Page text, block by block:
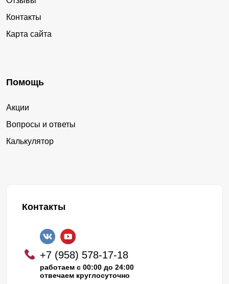
Контакты
Карта сайта
Помощь
Акции
Вопросы и ответы
Калькулятор
Контакты
+7 (958) 578-17-18
работаем с 00:00 до 24:00
отвечаем круглосуточно